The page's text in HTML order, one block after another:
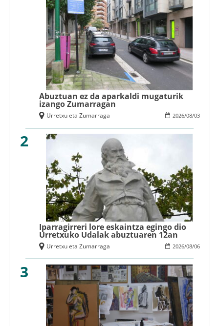
Abuztuan ez da aparkaldi mugaturik
izango Zumarragan
2026/08/03
Urretxu eta Zumarraga
2
Iparragirreri lore eskaintza egingo dio
Urretxuko Udalak abuztuaren 12an
2026/08/06
Urretxu eta Zumarraga
3